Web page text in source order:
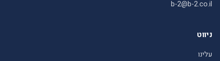
b-2@b-2.co.il
ניווט
עלינו